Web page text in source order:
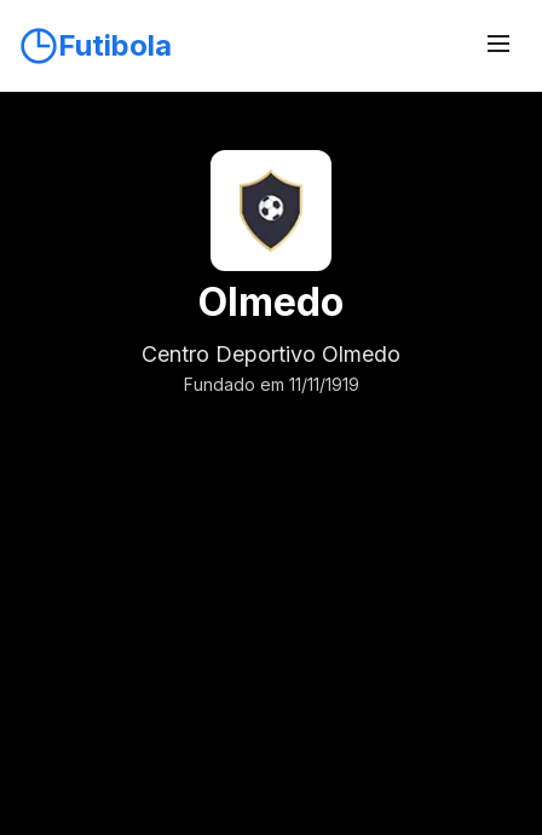
Futibola
Olmedo
Centro Deportivo Olmedo
Fundado em 11/11/1919